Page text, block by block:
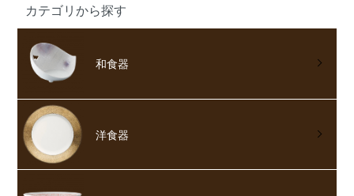
カテゴリから探す
和食器
洋食器